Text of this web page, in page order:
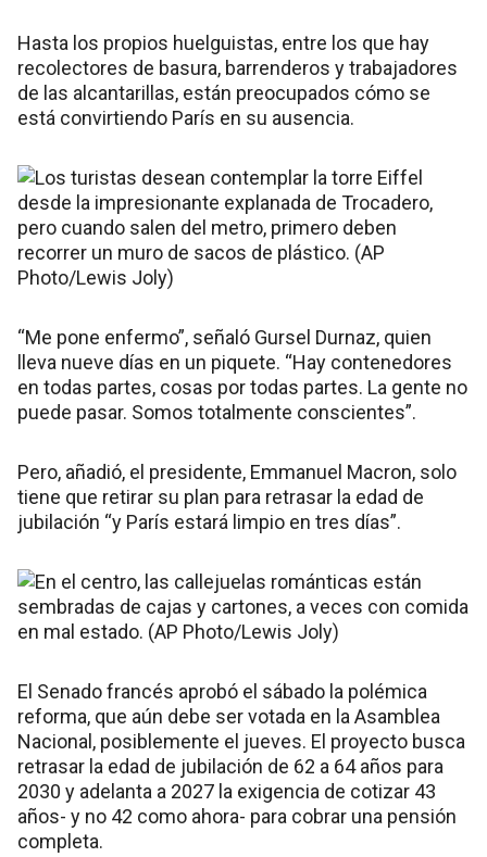
Hasta los propios huelguistas, entre los que hay
recolectores de basura, barrenderos y trabajadores
de las alcantarillas, están preocupados cómo se
está convirtiendo París en su ausencia.
“Me pone enfermo”, señaló Gursel Durnaz, quien
lleva nueve días en un piquete. “Hay contenedores
en todas partes, cosas por todas partes. La gente no
puede pasar. Somos totalmente conscientes”.
Pero, añadió, el presidente, Emmanuel Macron, solo
tiene que retirar su plan para retrasar la edad de
jubilación “y París estará limpio en tres días”.
El Senado francés aprobó el sábado la polémica
reforma, que aún debe ser votada en la Asamblea
Nacional, posiblemente el jueves. El proyecto busca
retrasar la edad de jubilación de 62 a 64 años para
2030 y adelanta a 2027 la exigencia de cotizar 43
años- y no 42 como ahora- para cobrar una pensión
completa.